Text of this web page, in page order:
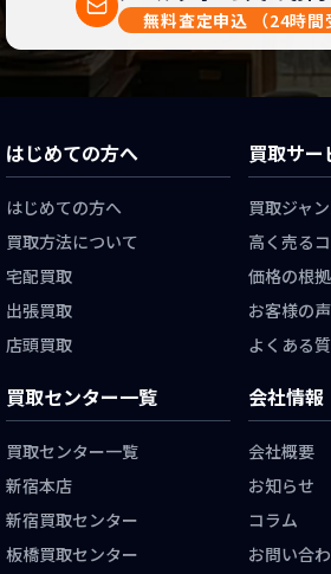
無料査定申込 （24時間
はじめての方へ
はじめての方へ
買取方法について
宅配買取
出張買取
店頭買取
買取サー
買取ジャ
高く売る
価格の根拠
お客様の声
よくある
買取センター一覧
買取センター一覧
新宿本店
新宿買取センター
板橋買取センター
会社情報
会社概要
お知らせ
コラム
お問い合